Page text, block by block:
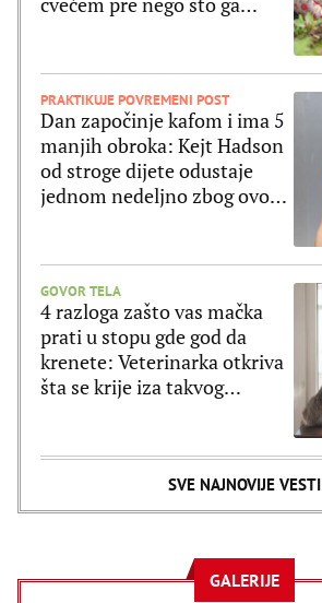
PRAKTIKUJE POVREMENI POST
Dan započinje kafom i ima 5
manjih obroka: Kejt Hadson
od stroge dijete odustaje
jednom nedeljno zbog ovog
GOVOR TELA
4 razloga zašto vas mačka
prati u stopu gde god da
krenete: Veterinarka otkriva
šta se krije iza takvog
SVE NAJNOVIJE VESTI
GALERIJE